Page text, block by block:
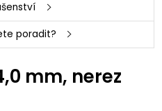
poradit?
mm, nerez